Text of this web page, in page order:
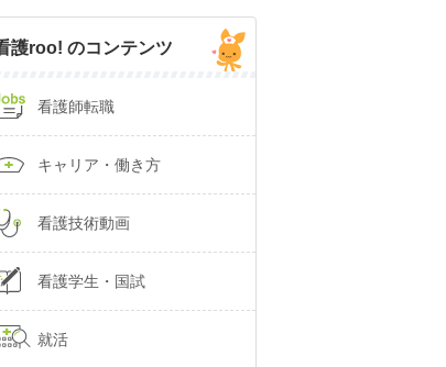
護roo! のコンテンツ
看護師転職
キャリア・働き方
看護技術動画
看護学生・国試
就活